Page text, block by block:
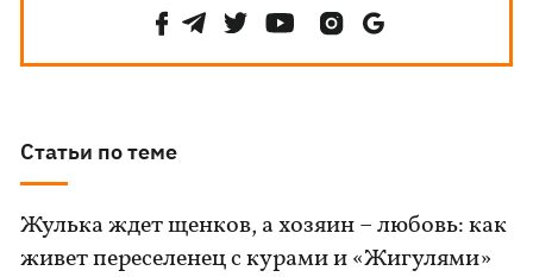
Статьи по теме
Жулька ждет щенков, а хозяин – любовь: как
живет переселенец с курами и «Жигулями»